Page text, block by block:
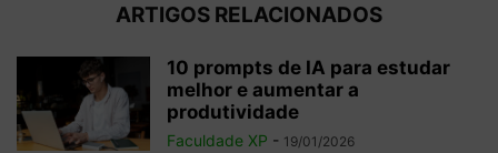
ARTIGOS RELACIONADOS
10 prompts de IA para estudar
melhor e aumentar a
produtividade
Faculdade XP - 19/01/2026